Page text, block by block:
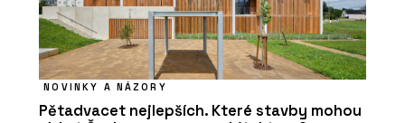
NOVINKY A NÁZORY
Pětadvacet nejlepších. Které stavby mohou